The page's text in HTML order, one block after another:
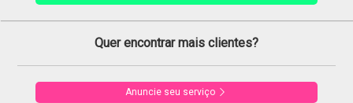
Quer encontrar mais clientes?
Anuncie seu serviço